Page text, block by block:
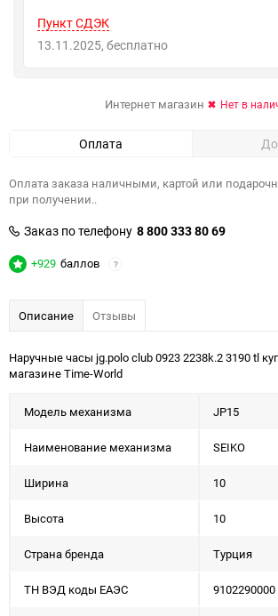
Пункт СДЭК
13.11.2025
Бесплатно
Интернет магазин Нет в
Оплата
Оплата заказа наличными, картой или
при получении..
Заказ по телефону 8 800 333 80 69
+929 баллов ?
Описание Отзывы
Наручные часы jg.polo club 0923 2238k.2 3190 tl
магазине Time-World
Модель механизма JP15
Наименование механизма SEIKO
Ширина 10
Высота 10
Страна бренда Турция
ТН ВЭД коды ЕАЭС 9102290000